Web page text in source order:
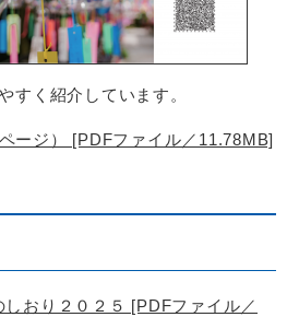
すく紹介しています。
ージ） [PDFファイル／11.78MB]
しおり２０２５ [PDFファイル／